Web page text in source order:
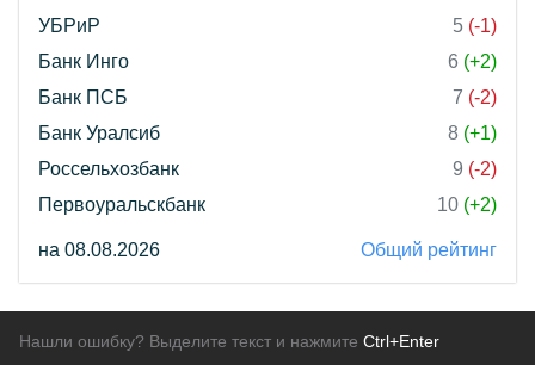
УБРиР
5 (-1)
Банк Инго
6 (+2)
Банк ПСБ
7 (-2)
Банк Уралсиб
8 (+1)
Россельхозбанк
9 (-2)
Первоуральскбанк
10 (+2)
на 08.08.2026 Общий рейтинг
Нашли ошибку? Выделите текст и нажмите Ctrl+Enter